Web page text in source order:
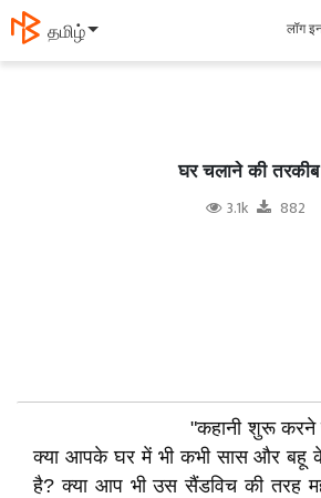
தமிழ் लॉग
घर चलाने की तरकीब
3.1k 882
"कहानी शुरू करने से
क्या आपके घर में भी कभी सास और बहू
है? क्या आप भी उस सैंडविच की तरह